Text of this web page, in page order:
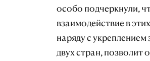
особо подчеркнули,
взаимодействие в
наряду с
двух стран, позволит